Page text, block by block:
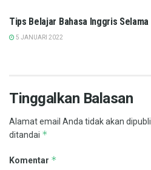
Tips Belajar Bahasa Inggris Selama
5 JANUARI 2022
Tinggalkan Balasan
Alamat email Anda tidak akan
ditandai *
Komentar *